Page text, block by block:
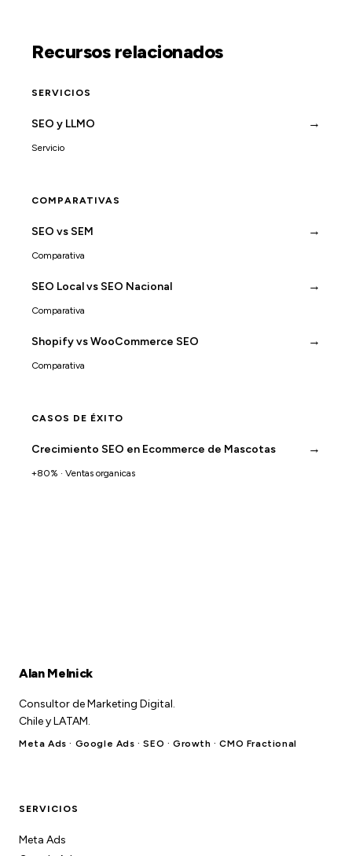
Recursos relacionados
SERVICIOS
SEO y LLMO
Servicio
→
COMPARATIVAS
SEO vs SEM
Comparativa
→
SEO Local vs SEO Nacional
Comparativa
→
Shopify vs WooCommerce SEO
Comparativa
→
CASOS DE ÉXITO
Crecimiento SEO en Ecommerce de Mascotas
+80% · Ventas organicas
→
Alan Melnick
Consultor de Marketing Digital.
Chile y LATAM.
Meta Ads · Google Ads · SEO · Growth · CMO Fractional
SERVICIOS
Meta Ads